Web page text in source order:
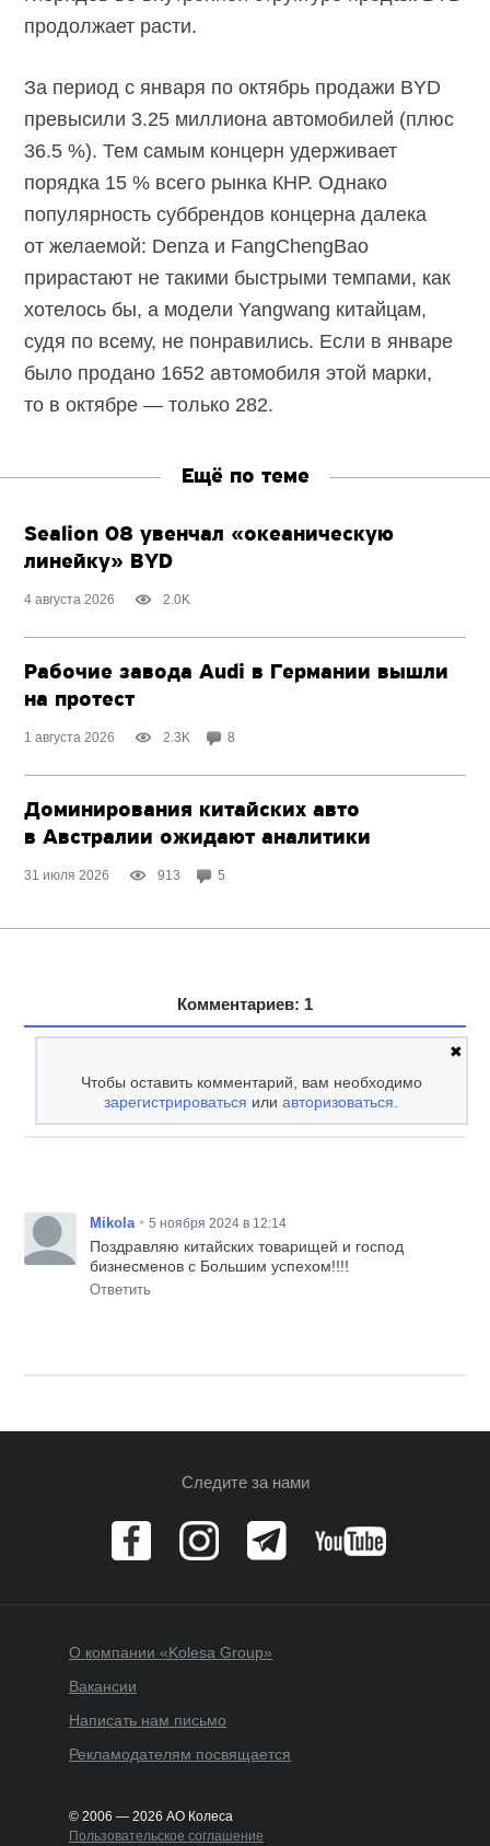
продолжает расти.
За период с января по октябрь продажи BYD
превысили 3.25 миллиона автомобилей (плюс
36.5 %). Тем самым концерн удерживает
порядка 15 % всего рынка КНР. Однако
популярность суббрендов концерна далека
от желаемой: Denza и FangChengBao
прирастают не такими быстрыми темпами, как
хотелось бы, а модели Yangwang китайцам,
судя по всему, не понравились. Если в январе
было продано 1652 автомобиля этой марки,
то в октябре — только 282.
Ещё по теме
Sealion 08 увенчал «океаническую
линейку» BYD
4 августа 2026 2.0K
Рабочие завода Audi в Германии вышли
на протест
1 августа 2026 2.3K 8
Доминирования китайских авто
в Австралии ожидают аналитики
31 июля 2026 913 5
Комментариев: 1
✖
Чтобы оставить комментарий, вам необходимо
зарегистрироваться илиавторизоваться.
Mikola • 5 ноября 2024 в 12:14
Поздравляю китайских товарищей и господ
бизнесменов с Большим успехом!!!!
Ответить
Следите за нами
О компании «Kolesa Group»
Вакансии
Написать нам письмо
Рекламодателям посвящается
© 2006 — 2026 АО Колеса
Пользовательское соглашение